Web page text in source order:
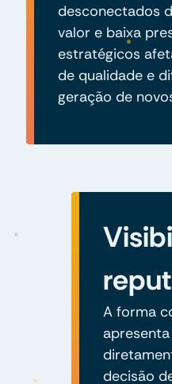
desconectados
valor e baixa
estratégicos
de qualidade e
geração de
A forma
decisão